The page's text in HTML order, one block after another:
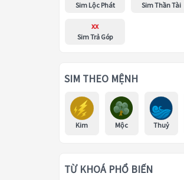
Sim Lộc Phát Sim Thần Tài
xx
Sim Trả Góp
SIM THEO MỆNH
Kim Mộc Thuỷ
TỪ KHOÁ PHỔ BIẾN